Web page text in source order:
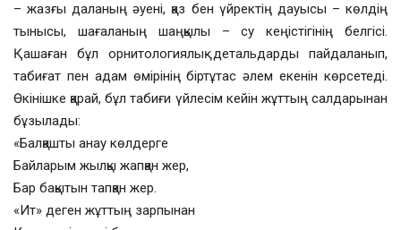
– жазғы даланың әуені, қаз бен үйректің дауысы – көлдің
тынысы, шағаланың шаңқылы – су кеңістігінің белгісі.
Қашаған бұл орнитологиялық детальдарды пайдаланып,
табиғат пен адам өмірінің біртұтас әлем екенін көрсетеді.
Өкінішке қарай, бұл табиғи үйлесім кейін жұттың салдарынан
бұзылады:
«Балқашты анау көлдерге
Байларым жылқы жапқан жер,
Бар бақытын тапқан жер.
«Ит» деген жұттың зарпынан